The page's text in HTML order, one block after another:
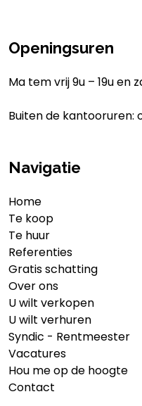
Openingsuren
Ma tem vrij 9u – 19u en
Buiten de kantooruren:
Navigatie
Home
Te koop
Te huur
Referenties
Gratis schatting
Over ons
U wilt verkopen
U wilt verhuren
Syndic - Rentmeester
Vacatures
Hou me op de hoogte
Contact